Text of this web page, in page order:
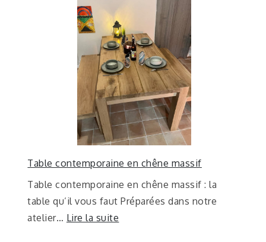
Table contemporaine en chêne massif
Table contemporaine en chêne massif : la
table qu’il vous faut Préparées dans notre
atelier… Lire la suite